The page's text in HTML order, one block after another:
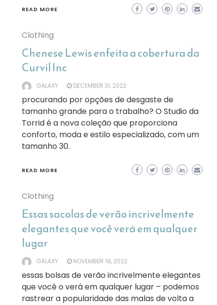
READ MORE
Clothing
Chenese Lewis enfeita a cobertura da
Curvil Inc
GALAXY DECEMBER 31, 2022
procurando por opções de desgaste de
tamanho grande para o trabalho? O Studio da
Torrid é a nova coleção que proporciona
conforto, moda e estilo especializado, com um
tamanho 30.
READ MORE
Clothing
Essas sacolas de verão incrivelmente
elegantes que você verá em qualquer
lugar
GALAXY NOVEMBER 19, 2022
essas bolsas de verão incrivelmente elegantes
que você o verá em qualquer lugar – podemos
rastrear a popularidade das malas de volta a